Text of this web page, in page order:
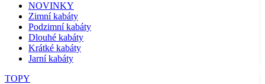
NOVINKY
Zimní kabáty
Podzimní kabáty
Dlouhé kabáty
Krátké kabáty
Jarní kabáty
TOPY